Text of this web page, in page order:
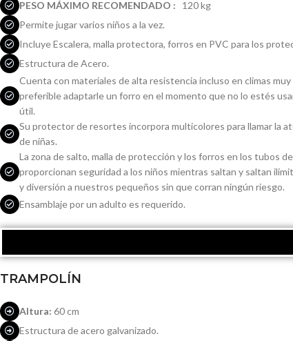
PESO MÁXIMO RECOMENDADO : 120 kg
Permite jugar varios niños a la vez.
Incluye Escalera, malla protectora, forros en PVC para los
Estructura de Acero.
Cuenta con materiales de alta resistencia incluso en climas
preferible adaptarle un forro en el momento que no lo estés
útil.
Su protector de resortes incorpora multicolores para llamar la
de niñas.
La zona de salto, malla de protección y los forros en los tubos
proporcionan seguridad a los niños mientras saltan y saltan
y diversión a nuestros pequeños sin que corran ningún riesgo.
Ensamblaje por un adulto es requerido.
TRAMPOLÍN
Altura: 60 cm
Estructura de acero galvanizado.